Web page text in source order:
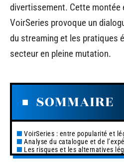
divertissement. Cette montée
VoirSeries provoque un
du streaming et les pratiques
secteur en pleine mutation.
SOMMAIRE
VoirSeries : entre popularité et
Analyse du catalogue et de
Les risques et les alternatives